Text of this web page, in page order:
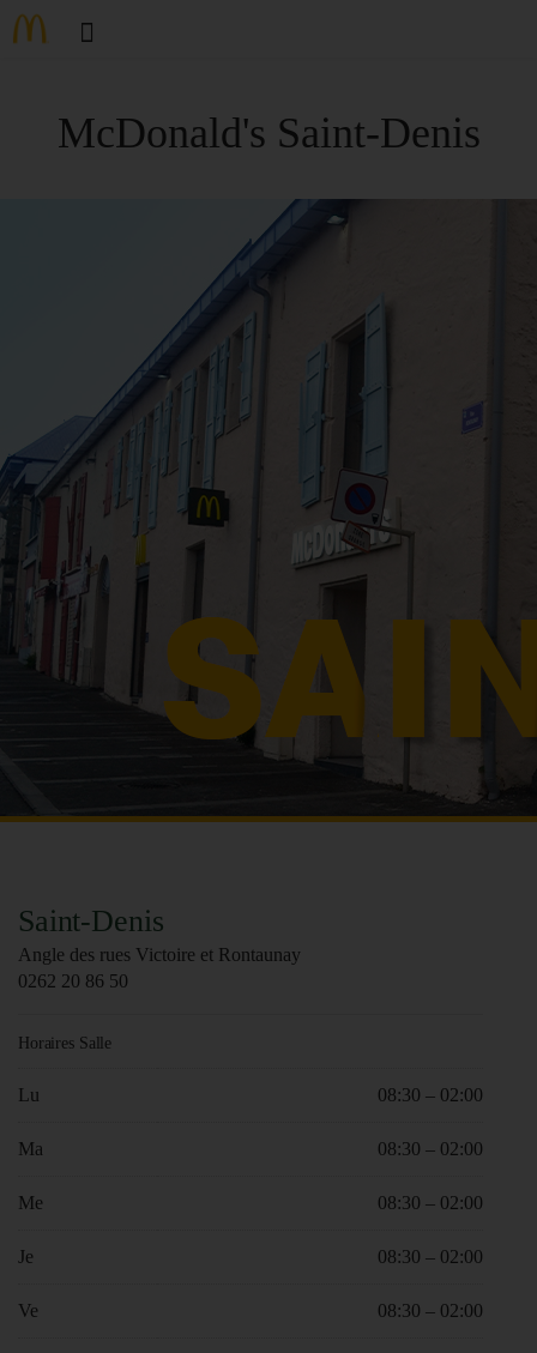
McDonald's Saint-Denis
Saint-Denis
Angle des rues Victoire et Rontaunay
0262 20 86 50
Horaires Salle
Lu 08:30 – 02:00
Ma 08:30 – 02:00
Me 08:30 – 02:00
Je 08:30 – 02:00
Ve 08:30 – 02:00